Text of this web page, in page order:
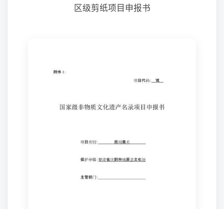
区级剪纸项目申报书